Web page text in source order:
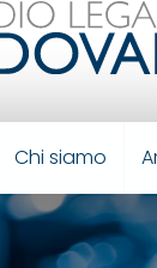
Chi siamo